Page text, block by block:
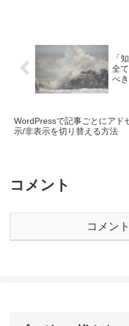
「
全
べ
WordPressで記事ごとにアド
示/非表示を切り替える方法
コメント
コメン